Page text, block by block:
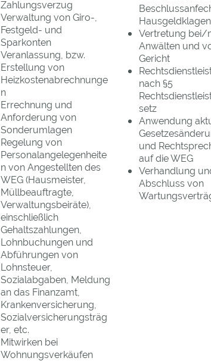
Zahlungsverzug
Verwaltung von Giro-,
Festgeld- und
Sparkonten
Veranlassung, bzw.
Erstellung von
Heizkostenabrechnunge
n
Errechnung und
Anforderung von
Sonderumlagen
Regelung von
Personalangelegenheite
n von Angestellten des
WEG (Hausmeister,
Müllbeauftragte,
Verwaltungsbeiräte),
einschließlich
Gehaltszahlungen,
Lohnbuchungen und
Abführungen von
Lohnsteuer,
Sozialabgaben, Meldung
an das Finanzamt,
Krankenversicherung,
Sozialversicherungsträg
er, etc.
Mitwirken bei
Wohnungsverkäufen
Hausgeldklagen,
Vertretung bei/
Anwälten und
Gericht
nach §5
setz
Anwendung
und
auf die WEG
Verhandlung
Abschluss von